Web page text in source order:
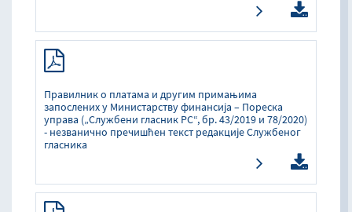
Правилник о платама и другим примањима
запослених у Министарству финансија – Пореска
управа („Службени гласник РС“, бр. 43/2019 и 78/2020)
- незванично пречишћен текст редакције Службеног
гласника